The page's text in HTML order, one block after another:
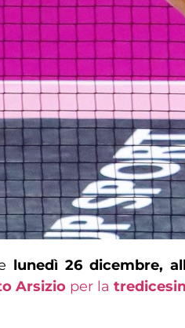
lunedì 26 dicembre,
Arsizio per la